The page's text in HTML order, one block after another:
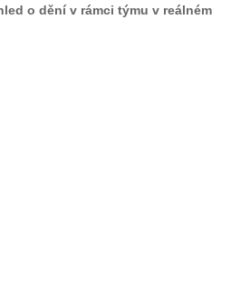
o dění v rámci týmu v reálném